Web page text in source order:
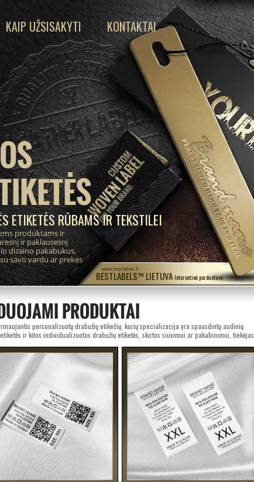
BESTLABELS™ LIETUVA Internetinė parduotuvė
www.bestlabels.lt
ETIKETĖS RŪBAMS IR TEKSTILEI
produktams ir
ir paklausesnį
dizaino pakabukus,
savo vardu ar prekės
KAIP UŽSISAKYTI KONTAKTAI
PRODUKTAI
personalizuotų drabužių etikečių, kurių specializacija yra spausdintų audinių
ir kitos individualizuotos drabužių etiketės, skirtos siuvimui ar pakabinimui, tiekėjas.